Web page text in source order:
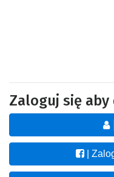
Zaloguj się
|